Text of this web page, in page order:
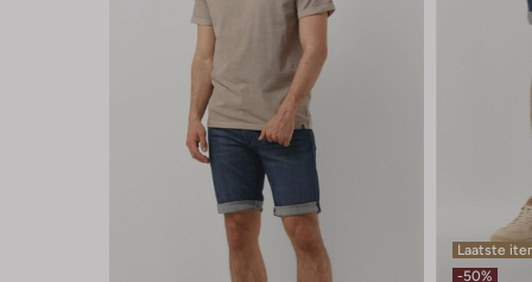
Laatste
-50%